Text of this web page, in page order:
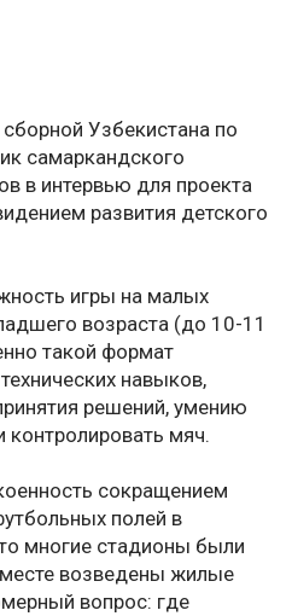
Узбекистана по
самаркандского
в интервью для проекта
развития детского
игры на малых
возраста (до 10-11
такой формат
навыков,
решений, умению
контролировать мяч.
сокращением
полей в
многие стадионы были
возведены жилые
вопрос: где